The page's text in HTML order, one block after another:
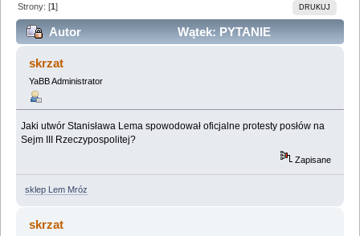
DRUKUJ
Strony: [1]
Autor
Wątek: PYTANIE
KONKURSOWE NR 3 (Przeczytany 25037 razy)
skrzat
YaBB Administrator
Jaki utwór Stanisława Lema spowodował oficjalne protesty posłów na
Sejm III Rzeczypospolitej?
Zapisane
sklep Lem Mróz
skrzat